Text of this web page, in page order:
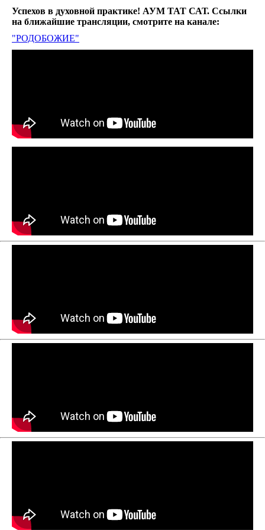
Успехов в духовной практике! АУМ ТАТ САТ. Ссылки
на ближайшие трансляции, смотрите на канале:
"РОДОБОЖИЕ"